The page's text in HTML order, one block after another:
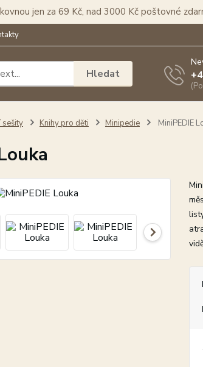
jen za 69 Kč, nad 3000 Kč poštovné
Hledat
sešity Knihy pro děti Minipedie MiniPEDIE